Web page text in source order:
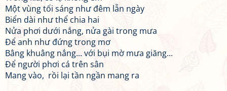
Một vùng tối sáng như đêm lẫn ngày
Biển dài như thể chia hai
Nửa phơi dưới nắng, nửa gài trong mưa
Để anh như đứng trong mơ
Bâng khuâng nắng... với bụi mờ mưa giăng...
Để người phơi cá trên sân
Mang vào, rồi lại tần ngần mang ra